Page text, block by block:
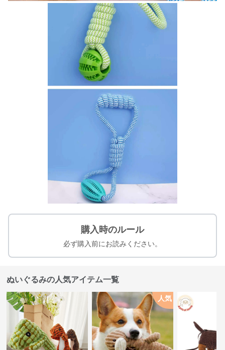
購入時のルール
必ず購入前にお読みください。
ぬいぐるみの人気アイテム一覧
人気